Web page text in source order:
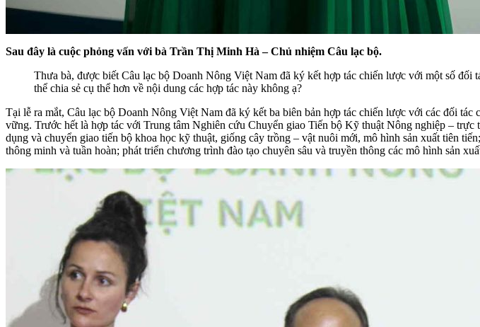
Sau đây là cuộc phỏng vấn với bà Trần Thị Minh Hà – Chủ nhiệm Câu lạc bộ.
Thưa bà, được biết Câu lạc bộ Doanh Nông Việt Nam đã ký kết hợp tác chiến lược với một số
thể chia sẻ cụ thể hơn về nội dung các hợp tác này không ạ?
Tại lễ ra mắt, Câu lạc bộ Doanh Nông Việt Nam đã ký kết ba biên bản hợp tác chiến lược với các đối
vững. Trước hết là hợp tác với Trung tâm Nghiên cứu Chuyển giao Tiến bộ Kỹ thuật Nông nghiệp –
dụng và chuyển giao tiến bộ khoa học kỹ thuật, giống cây trồng – vật nuôi mới, mô hình sản xuất tiên
thông minh và tuần hoàn; phát triển chương trình đào tạo chuyên sâu và truyền thông các mô hình sản